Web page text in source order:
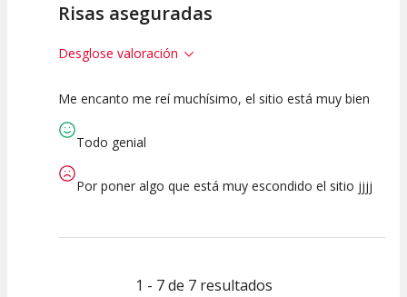
Risas aseguradas
Desglose valoración
10
Calidad del
Espectáculo
10
Puesta en
10
Me encanto me reí muchísimo, el sitio está muy bien
Todo genial
Por poner algo que está muy escondido el sitio jjjj
1 - 7 de 7 resultados